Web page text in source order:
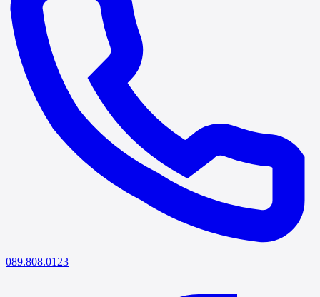
089.808.0123